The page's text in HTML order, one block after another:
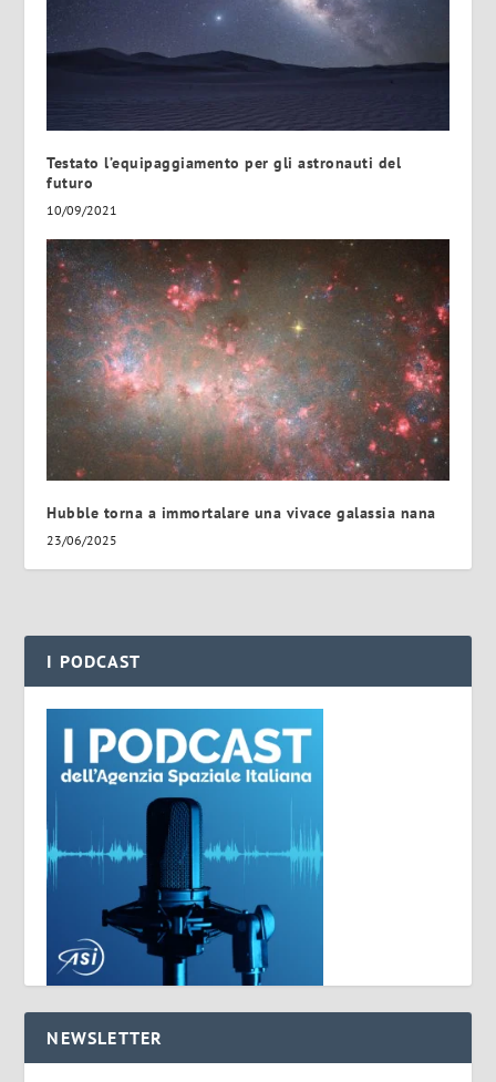
Testato l’equipaggiamento per gli astronauti del
futuro
10/09/2021
Hubble torna a immortalare una vivace galassia nana
23/06/2025
I PODCAST
NEWSLETTER